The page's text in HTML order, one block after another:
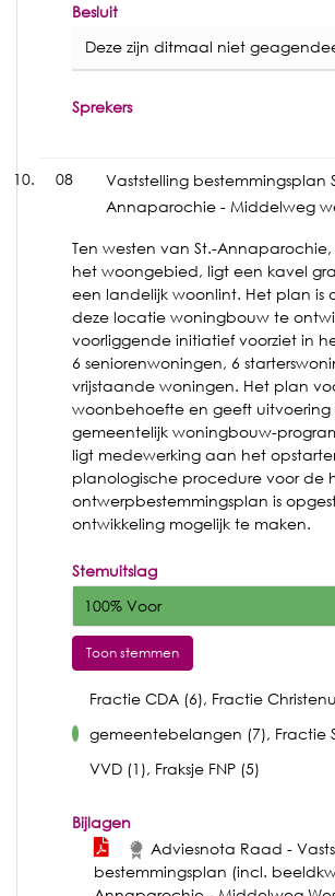
Besluit
Deze zijn ditmaal niet
Sprekers
08
Vaststelling bestemmingsplan
Annaparochie - Middelweg
Ten westen van St.-
het woongebied, ligt een kavel
een landelijk woonlint. Het plan is
deze locatie woningbouw te
voorliggende initiatief voorziet in
6 seniorenwoningen, 6
vrijstaande woningen. Het plan
woonbehoefte en geeft
gemeentelijk woningbouw-
ligt medewerking aan het
planologische procedure voor de
ontwerpbestemmingsplan is
ontwikkeling mogelijk te maken.
Stemuitslag
100% Voor
Toon stemmen
voor
Fractie CDA (6), Fractie
gemeentebelangen (7), Fractie
VVD (1), Fraksje FNP (5)
Bijlagen
Adviesnota Raad -
bestemmingsplan (incl.